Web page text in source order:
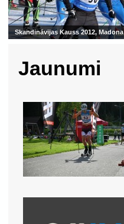
Skandināvijas Kauss 2012, Madona
Jaunumi